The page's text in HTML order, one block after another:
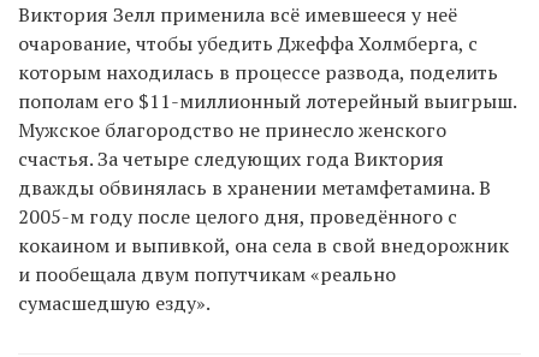
Виктория Зелл применила всё имевшееся у неё
очарование, чтобы убедить Джеффа Холмберга, с
которым находилась в процессе развода, поделить
пополам его $11-миллионный лотерейный выигрыш.
Мужское благородство не принесло женского
счастья. За четыре следующих года Виктория
дважды обвинялась в хранении метамфетамина. В
2005-м году после целого дня, проведённого с
кокаином и выпивкой, она села в свой внедорожник
и пообещала двум попутчикам «реально
сумасшедшую езду».